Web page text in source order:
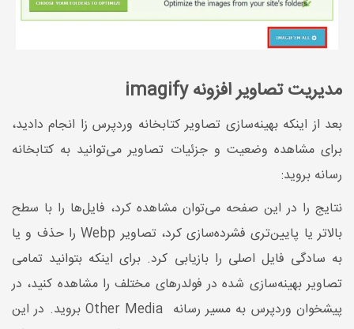
مدیریت تصاویر افزونه imagify
بعد از اینکه بهینه‌سازی تصاویر کتابخانه وردپرس زا انجام دادید،
برای مشاهده وضعیت و جزئیات تصاویر می‌توانید به کتابخانه
رسانه بروید:
نتایج را در این صفحه می‌توان مشاهده کرد، فایل‌ها را با سطح
بالاتر یا پایین‌تری فشرده‌سازی کرد، تصاویر Webp را حذف و یا
به سادگی فایل اصلی را بازیابی کرد. برای اینکه بتوانید تمامی
تصاویر بهینه‌سازی شده در فولدرهای مختلف را مشاهده کنید، در
پیشخوان وردپرس به مسیر رسانه Other Media بروید. در این